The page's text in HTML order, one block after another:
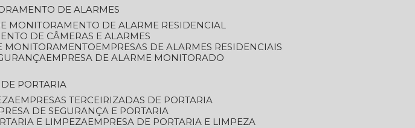
DE ALARMES
MONITORAMENTO DE ALARME RESIDENCIAL
DE CÂMERAS E ALARMES
MONITORAMENTO
EMPRESAS DE ALARMES RESIDENCIAIS
EMPRESA DE ALARME MONITORADO
DE PORTARIA
EMPRESAS TERCEIRIZADAS DE PORTARIA
DE SEGURANÇA E PORTARIA
E LIMPEZA
EMPRESA DE PORTARIA E LIMPEZA